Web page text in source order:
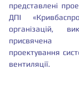
представлені
ДПІ
організацій,
присвячена
проектування
вентиляції.